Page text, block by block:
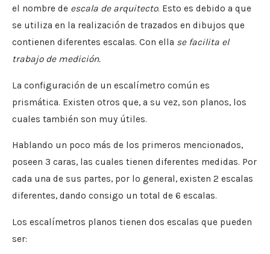
el nombre de escala de arquitecto. Esto es debido a que
se utiliza en la realización de trazados en dibujos que
contienen diferentes escalas. Con ella se facilita el
trabajo de medición.
La configuración de un escalímetro común es
prismática. Existen otros que, a su vez, son planos, los
cuales también son muy útiles.
Hablando un poco más de los primeros mencionados,
poseen 3 caras, las cuales tienen diferentes medidas. Por
cada una de sus partes, por lo general, existen 2 escalas
diferentes, dando consigo un total de 6 escalas.
Los escalímetros planos tienen dos escalas que pueden
ser: